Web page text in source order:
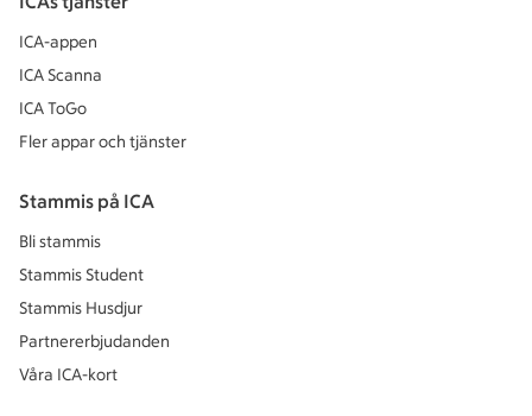
ICA-appen
ICA Scanna
ICA ToGo
Fler appar och tjänster
Stammis på ICA
Bli stammis
Stammis Student
Stammis Husdjur
Partnererbjudanden
Våra ICA-kort